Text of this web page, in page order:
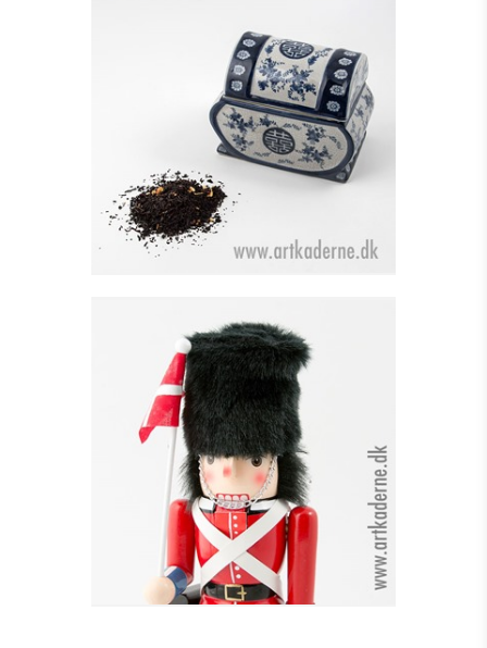
KISTEFORMET KRUKKE
MED LÅG
Se detajler
GARDER - RØD M. FLAG
H=30 CM
Se detajler